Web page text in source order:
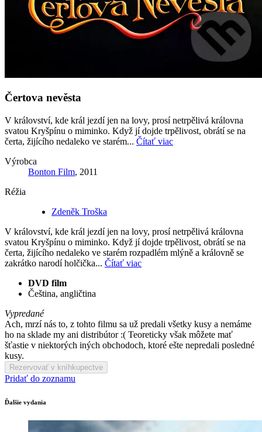
Čertova nevěsta
V království, kde král jezdí jen na lovy, prosí netrpělivá královna
svatou Kryšpínu o miminko. Když jí dojde trpělivost, obrátí se na
čerta, žijícího nedaleko ve starém... Čítať viac
Výrobca
Bonton Film, 2011
Réžia
Zdeněk Troška
V království, kde král jezdí jen na lovy, prosí netrpělivá královna
svatou Kryšpínu o miminko. Když jí dojde trpělivost, obrátí se na
čerta, žijícího nedaleko ve starém rozpadlém mlýně a královně se
zakrátko narodí holčička... Čítať viac
DVD film
Čeština, angličtina
Vypredané
Ach, mrzí nás to, z tohto filmu sa už predali všetky kusy a nemáme
ho na sklade my ani distribútor :( Teoreticky však môžete mať
šťastie v niektorých iných obchodoch, ktoré ešte nepredali posledné
kusy.
Rezervovať v kníhkupectve
Pridať do zoznamu
Ďalšie vydania